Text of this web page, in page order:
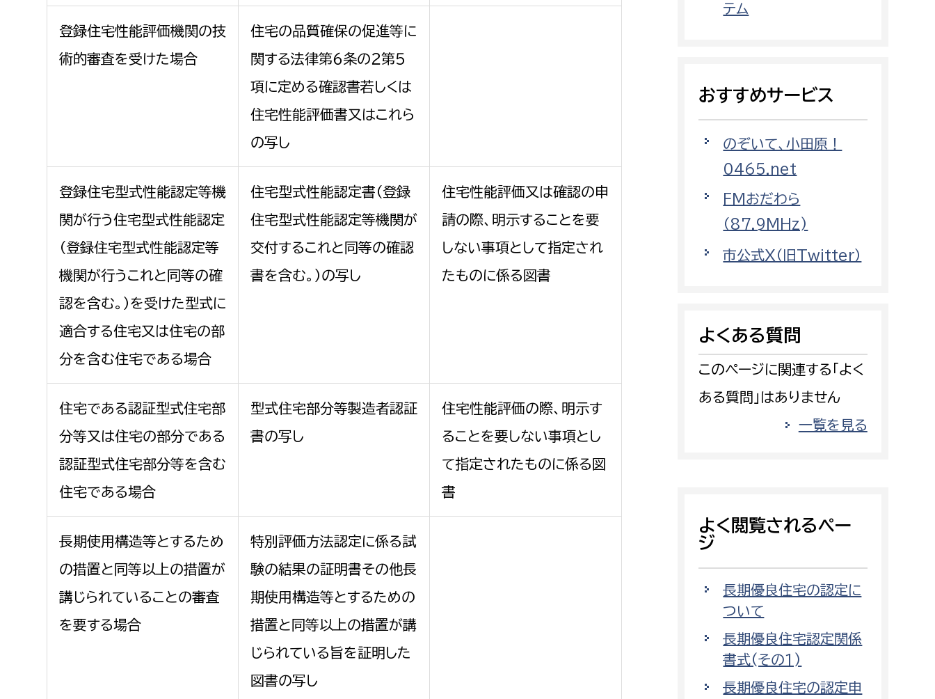
外国人 消防
市議会
高齢介護課
保育課
建設政策課
国県事業推進課
土木管理課
道水路整備課
出納室
患者サポートセンター
病院管理局：経営管理課
病院管理局：施設用度課
病院管理局：医事課
消防総務課
予防課
警防計画課
情報司令課
警防第2課
上下水道局
経営総務課
給排水業務課
水道整備課
浄水管理課
教育総務課
保健給食課
選挙管理委員会事務局
監査事務局
監査事務局
農業委員会事務局
農業委員会事務局
議会局
議会総務課
登録住宅性能評価機関の技
術的審査を受けた場合
住宅の品質確保の促進等に
関する法律第６条の２第５
項に定める確認書若しくは
住宅性能評価書又はこれら
の写し
登録住宅型式性能認定等機
関が行う住宅型式性能認定
（登録住宅型式性能認定等
機関が行うこれと同等の確
認を含む。）を受けた型式に
適合する住宅又は住宅の部
分を含む住宅である場合
住宅型式性能認定書（登録
住宅型式性能認定等機関が
交付するこれと同等の確認
書を含む。）の写し
住宅性能評価又は確認の申
請の際、明示することを要
しない事項として指定され
たものに係る図書
住宅である認証型式住宅部
分等又は住宅の部分である
認証型式住宅部分等を含む
住宅である場合
型式住宅部分等製造者認証
書の写し
住宅性能評価の際、明示す
ることを要しない事項とし
て指定されたものに係る図
書
長期使用構造等とするため
の措置と同等以上の措置が
講じられていることの審査
を要する場合
特別評価方法認定に係る試
験の結果の証明書その他長
期使用構造等とするための
措置と同等以上の措置が講
じられている旨を証明した
図書の写し
テム
おすすめサービス
のぞいて、小田原！
0465.net
FMおだわら
（87.9MHz)
市公式X（旧Twitter）
よくある質問
このページに関連する「よく
ある質問」はありません
一覧を見る
よく閲覧されるペー
ジ
長期優良住宅の認定に
ついて
長期優良住宅認定関係
書式(その1)
長期優良住宅の認定申